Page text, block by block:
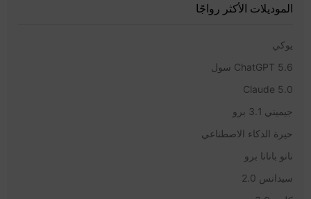
الموديلات الأكثر رواجًا
يوكي
ChatGPT 5.6 سول
Claude 5.0
جيميني 3.1 برو
حيرة الذكاء الاصطناعي
نانو بانانا برو
سيدانس 2.0